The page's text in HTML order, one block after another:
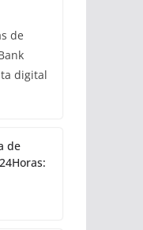
de
digital
de